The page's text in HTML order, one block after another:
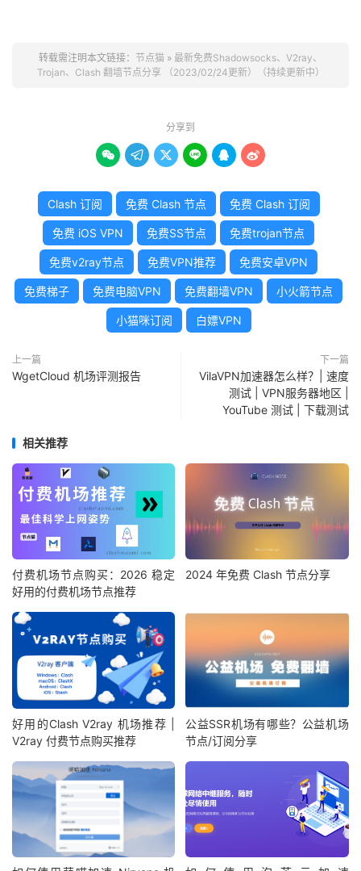
转载需注明本文链接： 节点猫 » 最新免费Shadowsocks、V2ray、
Trojan、Clash 翻墙节点分享 （2023/02/24更新）（持续更新中）
分享到
     
Clash 订阅 免费 Clash 节点 免费 Clash 订阅
免费 iOS VPN 免费SS节点 免费trojan节点
免费v2ray节点 免费VPN推荐 免费安卓VPN
免费梯子 免费电脑VPN 免费翻墙VPN 小火箭节点
小猫咪订阅 白嫖VPN
上一篇
WgetCloud 机场评测报告
下一篇
VilaVPN加速器怎么样？| 速度
测试 | VPN服务器地区 |
YouTube 测试 | 下载测试
相关推荐
付费机场节点购买：2026 稳定
好用的付费机场节点推荐
2024 年免费 Clash 节点分享
好用的Clash V2ray 机场推荐 |
V2ray 付费节点购买推荐
公益SSR机场有哪些？公益机场
节点/订阅分享